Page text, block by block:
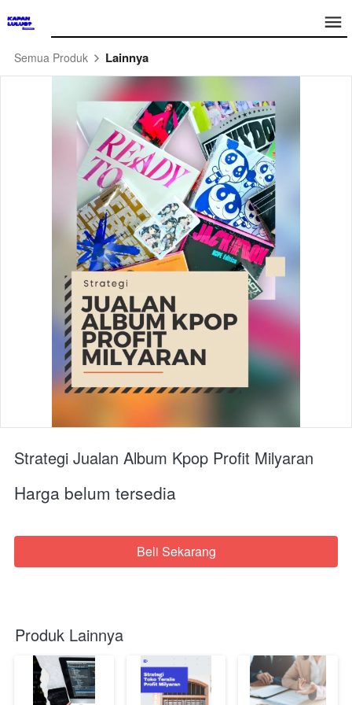
Semua Produk Lainnya
Strategi Jualan Album Kpop Profit Milyaran
Harga belum tersedia
`Beli Sekarang
Produk Lainnya